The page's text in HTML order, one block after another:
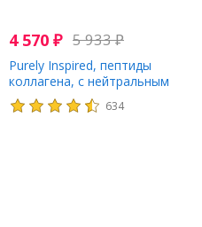
4 570 ₽ 5 933₽
Purely Inspired, пептиды
коллагена, с нейтральным
вкусом, 454 г (1 фунт)
634